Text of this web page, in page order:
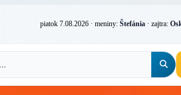
piatok 7.08.2026 · meniny: Štefánia · zajtra: